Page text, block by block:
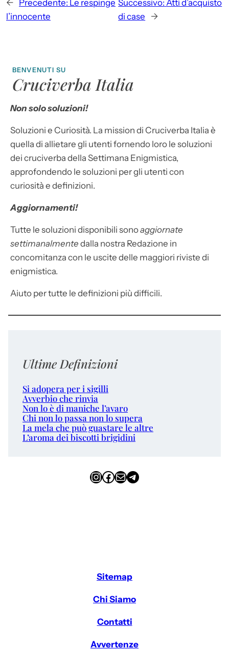
← Precedente: Le respinge
l’innocente
Successivo: Atti d’acquisto
di case
→
BENVENUTI SU
Cruciverba Italia
Non solo soluzioni!
Soluzioni e Curiosità. La mission di Cruciverba Italia è
quella di allietare gli utenti fornendo loro le soluzioni
dei cruciverba della Settimana Enigmistica,
approfondendo le soluzioni per gli utenti con
curiosità e definizioni.
Aggiornamenti!
Tutte le soluzioni disponibili sonoaggiornate
settimanalmente dalla nostra Redazione in
concomitanza con le uscite delle maggiori riviste di
enigmistica.
Aiuto per tutte le definizioni più difficili.
Ultime Definizioni
Si adopera per i sigilli
Avverbio che rinvia
Non lo è di maniche l’avaro
Chi non lo passa non lo supera
La mela che può guastare le altre
L’aroma dei biscotti brigidini
InstagramFacebook Email Telegram
Sitemap
Chi Siamo
Contatti
Avvertenze